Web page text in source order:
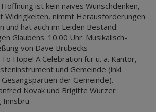
ist kein naives Wunschdenken,
Widrigkeiten, nimmt Herausforderungen
und hat auch im Leiden Bestand:
Glaubens. 10.00 Uhr: Musikalisch-
von Dave Brubecks
Hope! A Celebration für u. a. Kantor,
und Gemeinde (inkl.
der Gemeinde).
Novak und Brigitte Wurzer
Innsbru